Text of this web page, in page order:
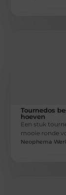
Tournedos
hoeven
Een stuk
mooie ronde
Neophema